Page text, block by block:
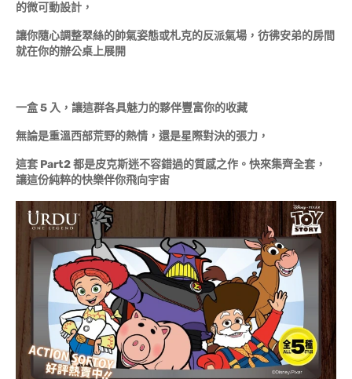
的微可動設計，
讓你隨心調整翠絲的帥氣姿態或札克的反派氣場，彷彿安弟的房間
就在你的辦公桌上展開
一盒 5 入，讓這群各具魅力的夥伴豐富你的收藏
無論是重溫西部荒野的熱情，還是星際對決的張力，
這套 Part2 都是皮克斯迷不容錯過的質感之作。快來集齊全套，
讓這份純粹的快樂伴你飛向宇宙